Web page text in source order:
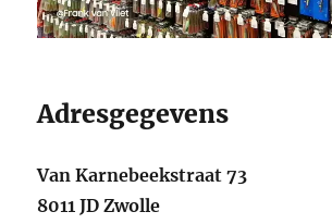
Adresgegevens
Van Karnebeekstraat 73
8011 JD Zwolle